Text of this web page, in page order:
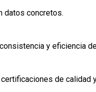
datos concretos.
y eficiencia
de